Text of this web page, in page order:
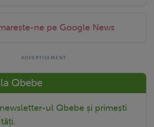
ne pe Google News
Qbebe
ul Qbebe și primești